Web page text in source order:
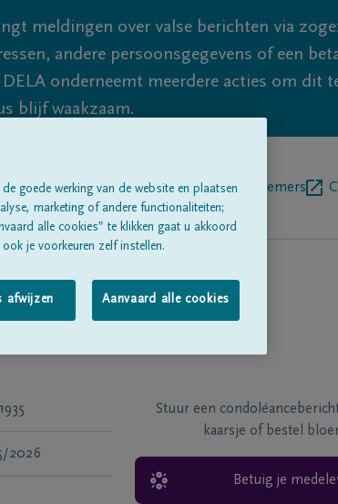
meldingen over valse berichten via
andere persoonsgegevens of een
onderneemt meerdere acties om dit
blijf waakzaam.
rouwberichtenOver onsBegrafenisondernemers
2026
Stuur een
kaarsje of bestel
Betuig je
goede werking van de website en plaatsen
marketing of andere functionaliteiten;
alle cookies” te klikken gaat u akkoord
je voorkeuren zelf instellen.
afwijzen Aanvaard alle cookies